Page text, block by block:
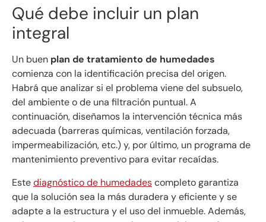
Qué debe incluir un plan
integral
Un buen plan de tratamiento de humedades
comienza con la identificación precisa del origen.
Habrá que analizar si el problema viene del subsuelo,
del ambiente o de una filtración puntual. A
continuación, diseñamos la intervención técnica más
adecuada (barreras químicas, ventilación forzada,
impermeabilización, etc.) y, por último, un programa de
mantenimiento preventivo para evitar recaídas.
Estediagnóstico de humedadescompleto garantiza
que la solución sea la más duradera y eficiente y se
adapte a la estructura y el uso del inmueble. Además,